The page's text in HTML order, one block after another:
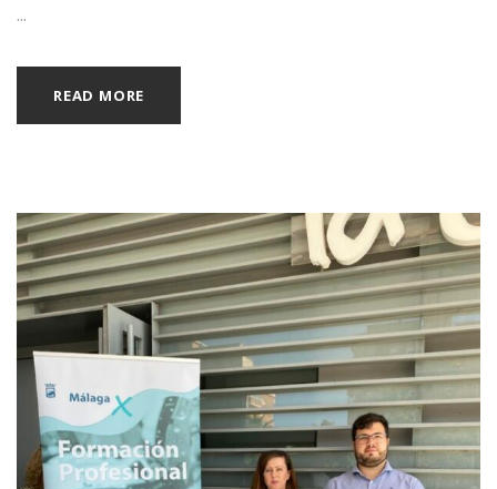
...
READ MORE